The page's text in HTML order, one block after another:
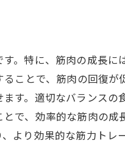
。特に、筋肉の成長
ことで、筋肉の回復
す。適切なバランス
で、効率的な筋肉の
より効果的な筋力トレ